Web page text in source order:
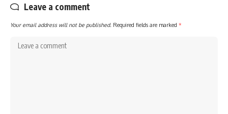
Leave a comment
Your email address will not be published. Required fields are marked *